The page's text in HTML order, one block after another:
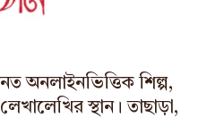
অনলাইনভিত্তিক শিল্প,
স্থান। তাছাড়া,